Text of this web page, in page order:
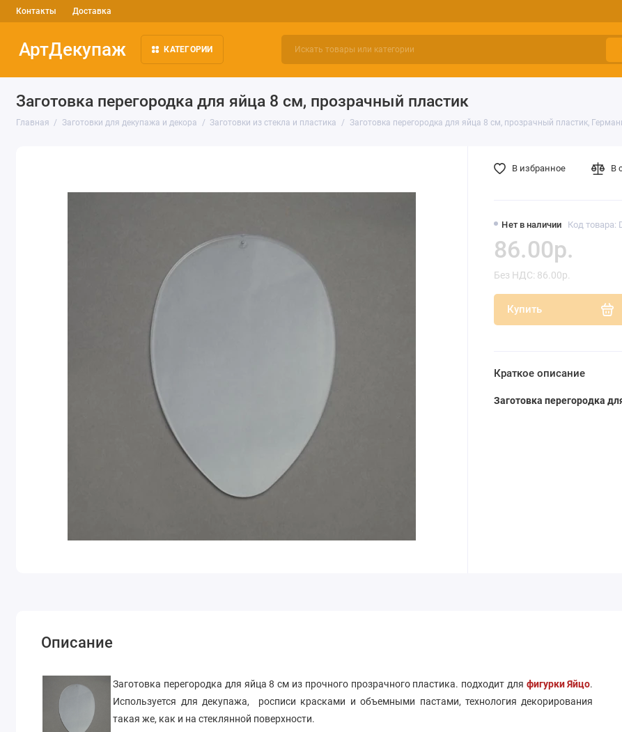
Контакты Доставка
АртДекупаж КАТЕГОРИИ
Заготовка перегородка для яйца 8 см, прозрачный пластик
Главная Заготовки для декупажа и декора Заготовки из стекла и пластика Заготовка перегородка для яйца 8 см, прозрачный пластик,
Нет в наличии Код товара:
86.00р.
Без НДС: 86.00р.
Купить
В избранное В
Краткое описание
Заготовка перегородка
Описание
Заготовка перегородка для яйца 8 см из прочного прозрачного пластика. подходит для фигурки Яйцо.
Используется для декупажа, росписи красками и объемными пастами, технология декорирования
такая же, как и на стеклянной поверхности.